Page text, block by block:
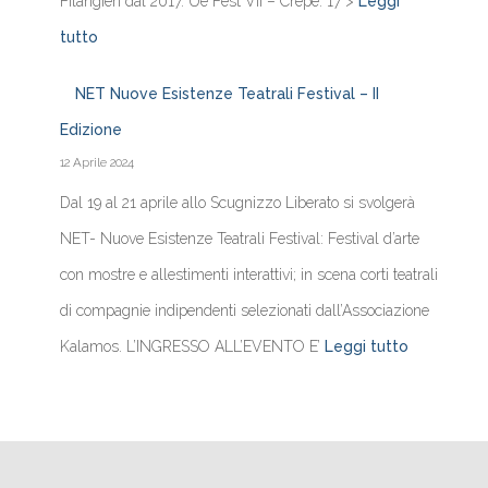
tutto
NET Nuove Esistenze Teatrali Festival – II
Edizione
12 Aprile 2024
Dal 19 al 21 aprile allo Scugnizzo Liberato si svolgerà
NET- Nuove Esistenze Teatrali Festival: Festival d’arte
con mostre e allestimenti interattivi; in scena corti teatrali
di compagnie indipendenti selezionati dall’Associazione
Kalamos. L’INGRESSO ALL’EVENTO E’ Leggi tutto